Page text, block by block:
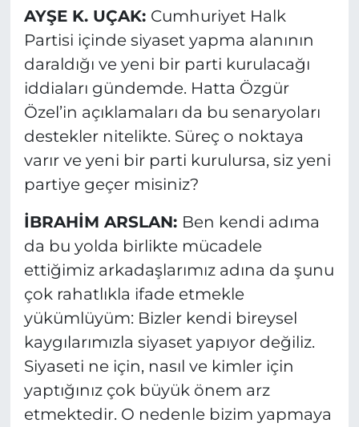
AYŞE K. UÇAK: Cumhuriyet Halk
Partisi içinde siyaset yapma alanının
daraldığı ve yeni bir parti kurulacağı
iddiaları gündemde. Hatta Özgür
Özel’in açıklamaları da bu senaryoları
destekler nitelikte. Süreç o noktaya
varır ve yeni bir parti kurulursa, siz yeni
partiye geçer misiniz?
İBRAHİM ARSLAN: Ben kendi adıma
da bu yolda birlikte mücadele
ettiğimiz arkadaşlarımız adına da şunu
çok rahatlıkla ifade etmekle
yükümlüyüm: Bizler kendi bireysel
kaygılarımızla siyaset yapıyor değiliz.
Siyaseti ne için, nasıl ve kimler için
yaptığınız çok büyük önem arz
etmektedir. O nedenle bizim yapmaya